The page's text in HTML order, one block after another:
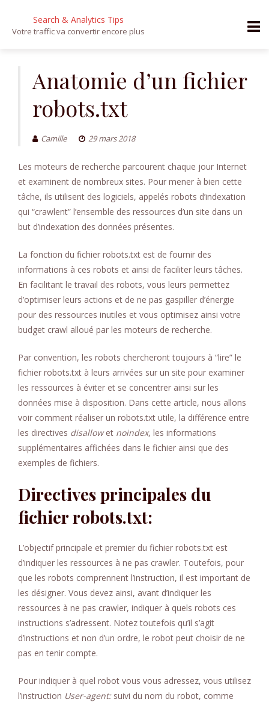
Search & Analytics Tips
Votre traffic va convertir encore plus
Anatomie d’un fichier
robots.txt
Camille 29 mars 2018
Les moteurs de recherche parcourent chaque jour Internet
et examinent de nombreux sites. Pour mener à bien cette
tâche, ils utilisent des logiciels, appelés robots d’indexation
qui “crawlent” l’ensemble des ressources d’un site dans un
but d’indexation des données présentes.
La fonction du fichier robots.txt est de fournir des
informations à ces robots et ainsi de faciliter leurs tâches.
En facilitant le travail des robots, vous leurs permettez
d’optimiser leurs actions et de ne pas gaspiller d’énergie
pour des ressources inutiles et vous optimisez ainsi votre
budget crawl alloué par les moteurs de recherche.
Par convention, les robots chercheront toujours à “lire” le
fichier robots.txt à leurs arrivées sur un site pour examiner
les ressources à éviter et se concentrer ainsi sur les
données mise à disposition. Dans cette article, nous allons
voir comment réaliser un robots.txt utile, la différence entre
les directives disallowet noindex, les informations
supplémentaires affichées dans le fichier ainsi que des
exemples de fichiers.
Directives principales du
fichier robots.txt:
L’objectif principale et premier du fichier robots.txt est
d’indiquer les ressources à ne pas crawler. Toutefois, pour
que les robots comprennent l’instruction, il est important de
les désigner. Vous devez ainsi, avant d’indiquer les
ressources à ne pas crawler, indiquer à quels robots ces
instructions s’adressent. Notez toutefois qu’il s’agit
d’instructions et non d’un ordre, le robot peut choisir de ne
pas en tenir compte.
Pour indiquer à quel robot vous vous adressez, vous utilisez
l’instruction User-agent: suivi du nom du robot, comme